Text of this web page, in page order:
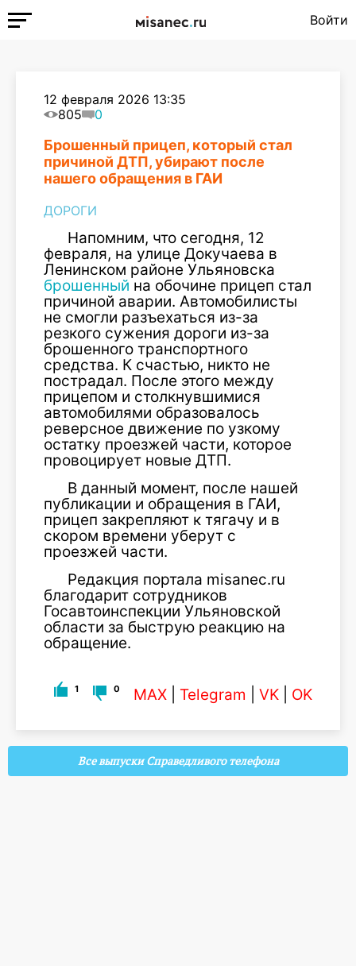
Войти
12 февраля 2026 13:35
805
0
Брошенный прицеп, который стал
причиной ДТП, убирают после
нашего обращения в ГАИ
ДОРОГИ
Напомним, что сегодня, 12
февраля, на улице Докучаева в
Ленинском районе Ульяновска
брошенный на обочине прицеп стал
причиной аварии. Автомобилисты
не смогли разъехаться из-за
резкого сужения дороги из-за
брошенного транспортного
средства. К счастью, никто не
пострадал. После этого между
прицепом и столкнувшимися
автомобилями образовалось
реверсное движение по узкому
остатку проезжей части, которое
провоцирует новые ДТП.
В данный момент, после нашей
публикации и обращения в ГАИ,
прицеп закрепляют к тягачу и в
скором времени уберут с
проезжей части.
Редакция портала misanec.ru
благодарит сотрудников
Госавтоинспекции Ульяновской
области за быструю реакцию на
обращение.
1 0 MAX Telegram VK OK
Все выпуски Справедливого телефона